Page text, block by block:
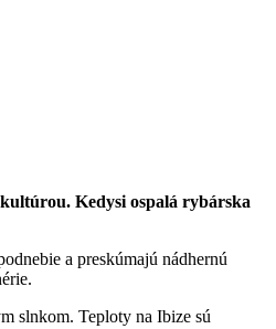
Kedysi ospalá rybárska
a preskúmajú nádhernú
slnkom. Teploty na Ibize sú